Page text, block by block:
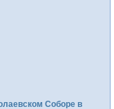
Соборе в